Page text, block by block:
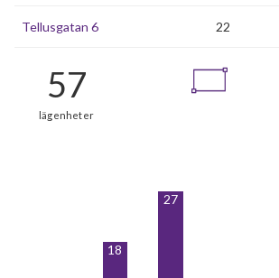
Tellusgatan 6 22
18
27